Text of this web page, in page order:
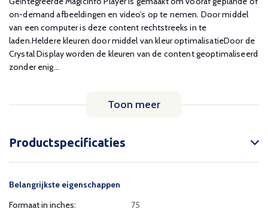
on-demand afbeeldingen en video’s op te nemen. Door middel
van een computer is deze content rechtstreeks in te
laden.Heldere kleuren door middel van kleur optimalisatieDoor de
Crystal Display worden de kleuren van de content geoptimaliseerd
zonder enig...
Toon meer
Productspecificaties
Belangrijkste eigenschappen
Formaat in inches:
75